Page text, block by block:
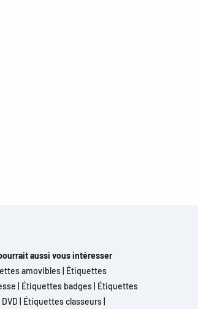
aussi vous intéresser
amovibles Étiquettes
Étiquettes badges Étiquettes
Étiquettes classeurs